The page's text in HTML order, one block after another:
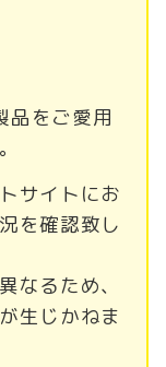
品をご愛用
サイトにお
を確認致し
なるため、
生じかねま